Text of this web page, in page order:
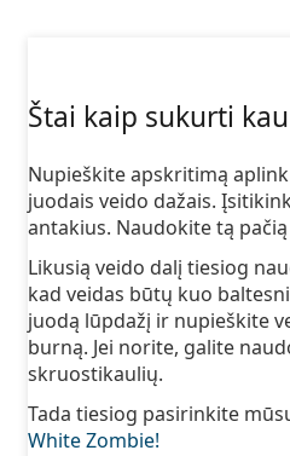
Štai kaip sukurti
Nupieškite apskritimą
juodais veido dažais.
antakius. Naudokite tą
Likusią veido dalį tiesiog
kad veidas būtų kuo
juodą lūpdažį ir nupieškite
burną. Jei norite, galite
skruostikaulių.
Tada tiesiog pasirinkite
White Zombie!